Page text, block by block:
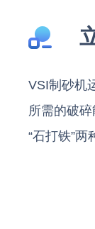
VSI制砂机
所需的破
“石打铁”两